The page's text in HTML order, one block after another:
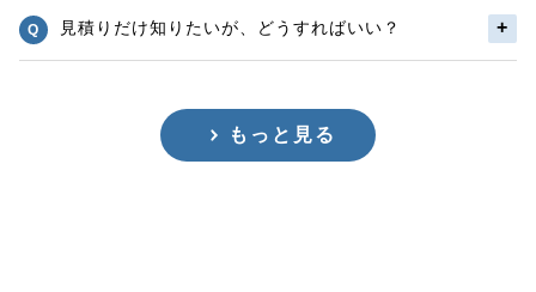
見積りだけ知りたいが、どうすればいい？
もっと見る